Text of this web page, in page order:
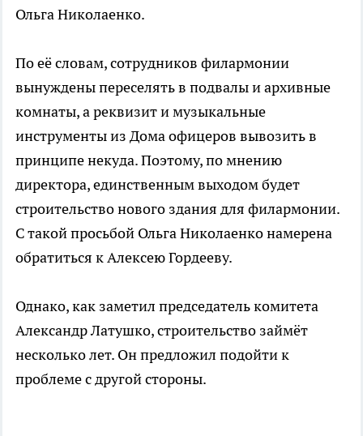
Ольга Николаенко.
По её словам, сотрудников филармонии
вынуждены переселять в подвалы и архивные
комнаты, а реквизит и музыкальные
инструменты из Дома офицеров вывозить в
принципе некуда. Поэтому, по мнению
директора, единственным выходом будет
строительство нового здания для филармонии.
С такой просьбой Ольга Николаенко намерена
обратиться к Алексею Гордееву.
Однако, как заметил председатель комитета
Александр Латушко, строительство займёт
несколько лет. Он предложил подойти к
проблеме с другой стороны.